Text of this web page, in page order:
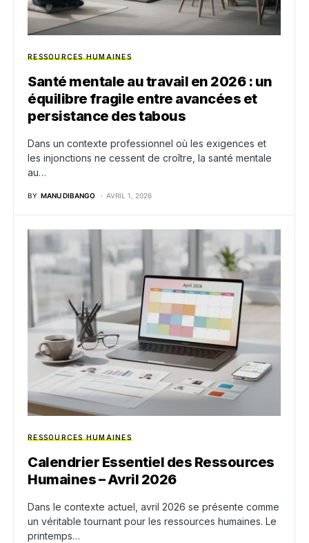
RESSOURCES HUMAINES
Santé mentale au travail en 2026 : un
équilibre fragile entre avancées et
persistance des tabous
Dans un contexte professionnel où les exigences et
les injonctions ne cessent de croître, la santé mentale
au…
BY MANU DIBANGO AVRIL 1, 2026
RESSOURCES HUMAINES
Calendrier Essentiel des Ressources
Humaines – Avril 2026
Dans le contexte actuel, avril 2026 se présente comme
un véritable tournant pour les ressources humaines. Le
printemps…